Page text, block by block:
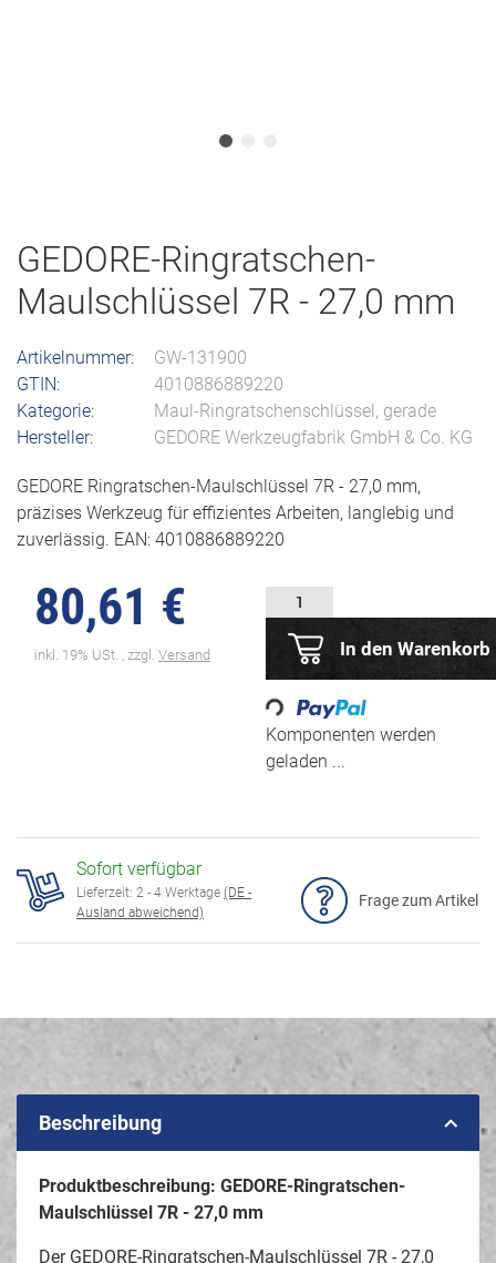
GEDORE-Ringratschen-
Maulschlüssel 7R - 27,0 mm
Artikelnummer:
GW-131900
GTIN:
4010886889220
Kategorie:
Maul-Ringratschenschlüssel, gerade
Hersteller:
GEDORE Werkzeugfabrik GmbH & Co. KG
GEDORE Ringratschen-Maulschlüssel 7R - 27,0 mm,
präzises Werkzeug für effizientes Arbeiten, langlebig und
zuverlässig. EAN: 4010886889220
80,61 €
inkl. 19% USt. , zzgl. Versand In den Warenkorb
Loading...
Komponenten werden
geladen ...
Sofort verfügbar
Lieferzeit: 2 - 4 Werktage (DE -
Ausland abweichend)
Frage zum Artikel
Beschreibung
Produktbeschreibung: GEDORE-Ringratschen-
Maulschlüssel 7R - 27,0 mm
Der GEDORE-Ringratschen-Maulschlüssel 7R - 27,0